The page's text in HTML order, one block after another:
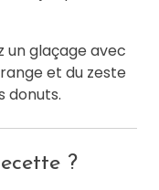
un glaçage avec
et du zeste
donuts.
?